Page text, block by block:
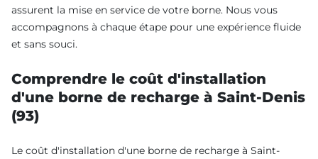
assurent la mise en service de votre borne. Nous vous
accompagnons à chaque étape pour une expérience fluide
et sans souci.
Comprendre le coût d'installation
d'une borne de recharge à Saint-Denis
(93)
Le coût d'installation d'une borne de recharge à Saint-